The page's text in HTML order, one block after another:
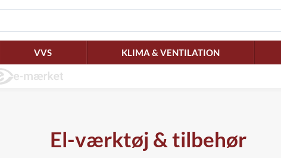
VVS KLIMA & VENTILATION
El-værktøj & tilbehør